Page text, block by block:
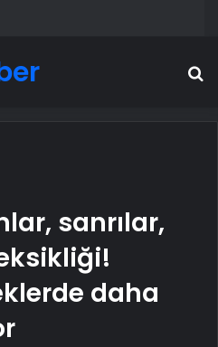
Hizmetleri
sanrılar,
daha